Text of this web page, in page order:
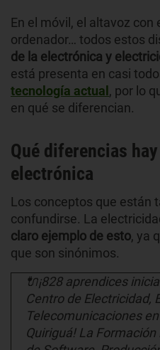
En el móvil, el altavoz con
ordenador… todos estos
de la electrónica y
está presenta en casi
tecnología actual , por lo
en qué se diferencian.
Qué diferencias
electrónica
Los conceptos que están
confundirse. La
claro ejemplo de esto, ya
que son sinónimos.
🔌¡828 aprendices
Centro de Electricidad,
Telecomunicaciones
Quiriguá! La